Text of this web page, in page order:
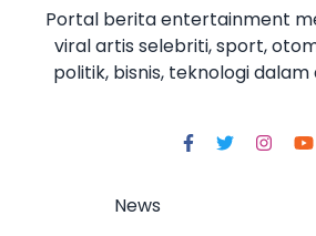
Portal berita entertainment
viral artis selebriti, sport,
politik, bisnis, teknologi
News